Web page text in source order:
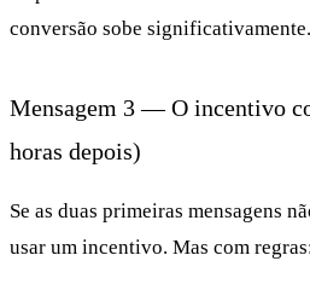
conversão sobe significativamente.
Mensagem 3 — O incentivo
horas depois)
Se as duas primeiras mensagens
usar um incentivo. Mas com